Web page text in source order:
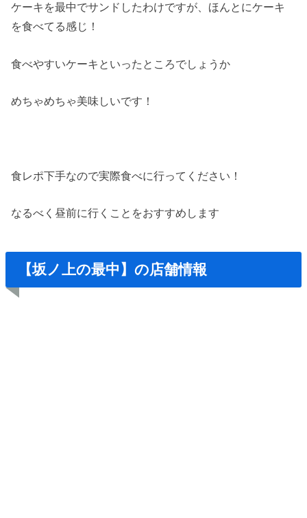
ケーキを最中でサンドしたわけですが、ほんとにケーキ
を食べてる感じ！
食べやすいケーキといったところでしょうか
めちゃめちゃ美味しいです！
食レポ下手なので実際食べに行ってください！
なるべく昼前に行くことをおすすめします
【坂ノ上の最中】の店舗情報